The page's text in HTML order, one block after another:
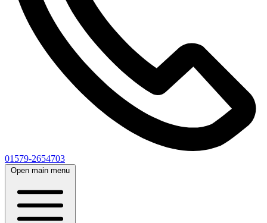
01579-2654703
Open main menu